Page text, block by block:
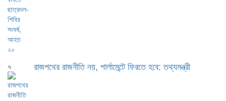
৭ রাজপথের রাজনীতি নয়, পার্লামেন্টে ফিরতে হবে: তথ্যমন্ত্রী